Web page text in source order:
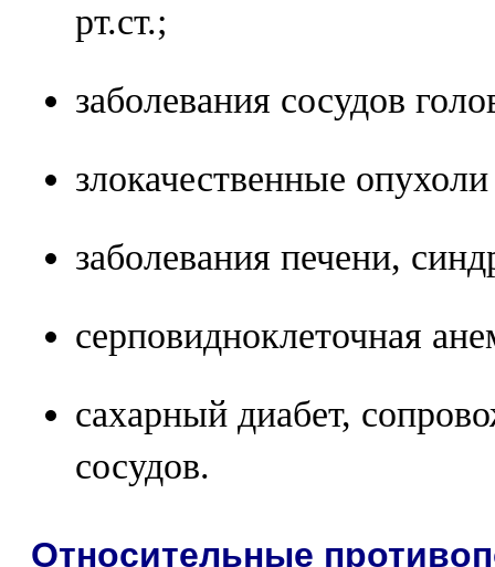
рт.ст.;
заболевания сосудов
злокачественные
заболевания печени,
серповидноклеточная
сахарный диабет,
сосудов.
Относительные